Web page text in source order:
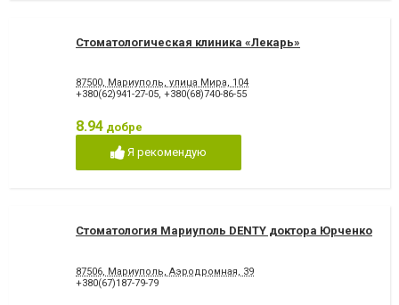
Стоматологическая клиника «Лекарь»
87500, Мариуполь, улица Мира, 104
+380(62)941-27-05, +380(68)740-86-55
8.94 добре
Я рекомендую
Стоматология Мариуполь DENTY доктора Юрченко
87506, Мариуполь, Аэродромная, 39
+380(67)187-79-79